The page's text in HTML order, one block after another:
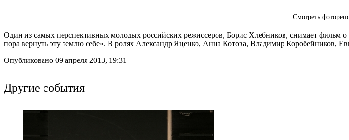
Смотреть
Один из самых перспективных молодых российских режиссеров, Борис Хлебников, снимает фильм о
пора вернуть эту землю себе». В ролях Александр Яценко, Анна Котова, Владимир Коробейников,
Опубликовано 09 апреля 2013, 19:31
Другие события